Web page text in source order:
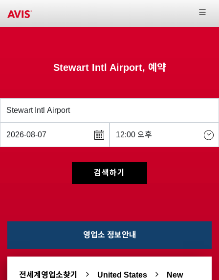
Stewart Intl Airport, 예약
검색하기
영업소 정보안내
전세계영업소찾기 United States
New